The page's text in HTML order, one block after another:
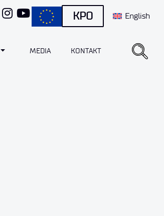
KPO English
Toggle Dropdown
MEDIA KONTAKT